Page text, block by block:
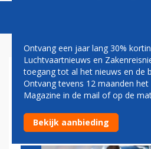
UW
MAGAZINE?
Ontvang een jaar lang 30%
Luchtvaartnieuws en
toegang tot al het nieuws en de
Ontvang tevens 12 maanden
Magazine in de mail of op de
Bekijk aanbieding